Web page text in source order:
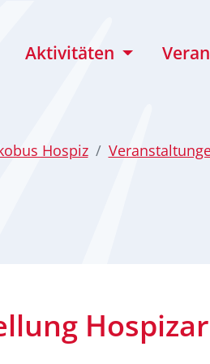
Aktivitäten
Hospiz